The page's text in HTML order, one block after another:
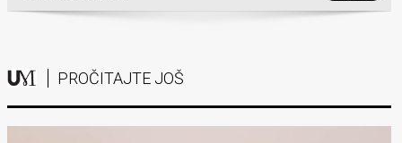
PROČITAJTE JOŠ